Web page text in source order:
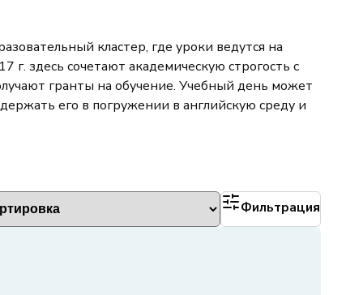
кластер, где уроки ведутся на
здесь сочетают академическую строгость с
гранты на обучение. Учебный день может
его в погружении в английскую среду и
Фильтрация